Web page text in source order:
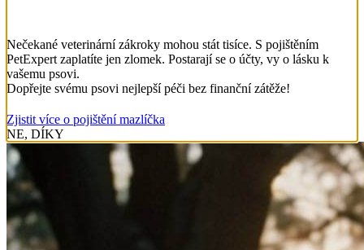
Nečekané veterinární zákroky mohou stát tisíce. S pojištěním
PetExpert zaplatíte jen zlomek. Postarají se o účty, vy o lásku k
vašemu psovi.
Dopřejte svému psovi nejlepší péči bez finanční zátěže!
Zjistit více o pojištění mazlíčka
NE, DÍKY